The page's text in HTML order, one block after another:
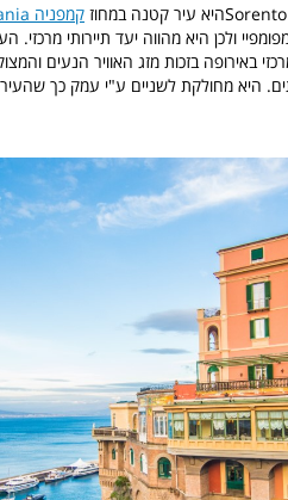
קמפניה Campania
ולכן היא מהווה יעד תיירותי
באירופה בזכות מזג האוויר הנעים
היא מחולקת לשניים ע"י עמק כך